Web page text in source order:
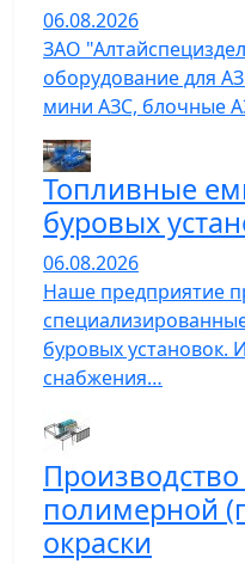
06.08.2026
ЗАО
оборудование для
мини АЗС, блочные
Топливные
буровых
06.08.2026
Наше предприятие
буровых установок.
снабжения…
полимерной
окраски